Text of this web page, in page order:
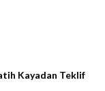
Kayadan Teklif